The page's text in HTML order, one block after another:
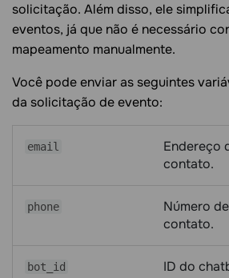
solicitação. Além disso, ele
eventos, já que não é necessário
mapeamento manualmente.
Você pode enviar as seguintes
da solicitação de evento:
email
Endereço
contato.
phone
Número
contato.
bot_id ID do